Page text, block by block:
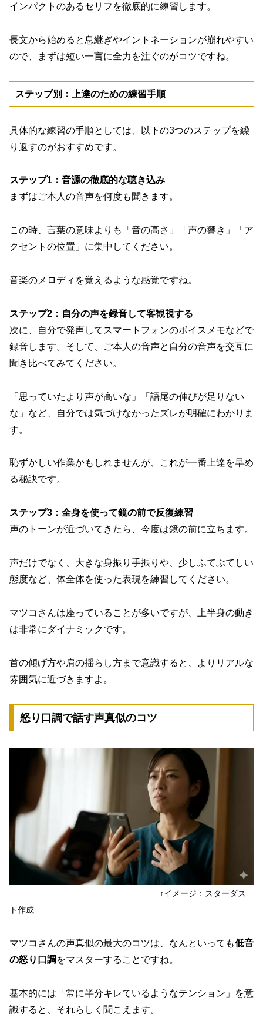
インパクトのあるセリフを徹底的に練習します。
長文から始めると息継ぎやイントネーションが崩れやすい
ので、まずは短い一言に全力を注ぐのがコツですね。
ステップ別：上達のための練習手順
具体的な練習の手順としては、以下の3つのステップを繰
り返すのがおすすめです。
ステップ1：音源の徹底的な聴き込み
まずはご本人の音声を何度も聞きます。
この時、言葉の意味よりも「音の高さ」「声の響き」「ア
クセントの位置」に集中してください。
音楽のメロディを覚えるような感覚ですね。
ステップ2：自分の声を録音して客観視する
次に、自分で発声してスマートフォンのボイスメモなどで
録音します。そして、ご本人の音声と自分の音声を交互に
聞き比べてみてください。
「思っていたより声が高いな」「語尾の伸びが足りない
な」など、自分では気づけなかったズレが明確にわかりま
す。
恥ずかしい作業かもしれませんが、これが一番上達を早め
る秘訣です。
ステップ3：全身を使って鏡の前で反復練習
声のトーンが近づいてきたら、今度は鏡の前に立ちます。
声だけでなく、大きな身振り手振りや、少しふてぶてしい
態度など、体全体を使った表現を練習してください。
マツコさんは座っていることが多いですが、上半身の動き
は非常にダイナミックです。
首の傾げ方や肩の揺らし方まで意識すると、よりリアルな
雰囲気に近づきますよ。
怒り口調で話す声真似のコツ
↑イメージ：スターダス
ト作成
マツコさんの声真似の最大のコツは、なんといっても低音
の怒り口調 をマスターすることですね。
基本的には「常に半分キレているようなテンション」を意
識すると、それらしく聞こえます。